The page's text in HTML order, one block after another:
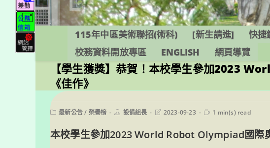
115年中區美術聯招(術科) [新生請進] 快捷
校務資料開放專區
ENGLISH 網頁導覽
【學生獲獎】恭賀！本校學生參加2023
《佳作》
Post最新公告/ 榮譽榜
Post設備組長
Post2023-09-23
Reading
1 min(s) read
本校學生參加2023 World Robot Olympiad國際